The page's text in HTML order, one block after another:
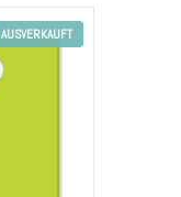
AUSVERKAUFT